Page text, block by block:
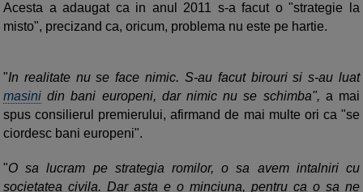
Acesta a adaugat ca in anul 2011 s-a facut o "strategie la
misto", precizand ca, oricum, problema nu este pe hartie.
"In realitate nu se face nimic. S-au facut birouri si s-au luat
masini din bani europeni, dar nimic nu se schimba", a mai
spus consilierul premierului, afirmand de mai multe ori ca "se
ciordesc bani europeni".
"O sa lucram pe strategia romilor, o sa avem intalniri cu
societatea civila. Dar asta e o minciuna, pentru ca o sa ne